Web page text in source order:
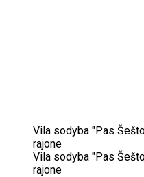
Vila sodyba "Pas
rajone
Vila sodyba "Pas
rajone